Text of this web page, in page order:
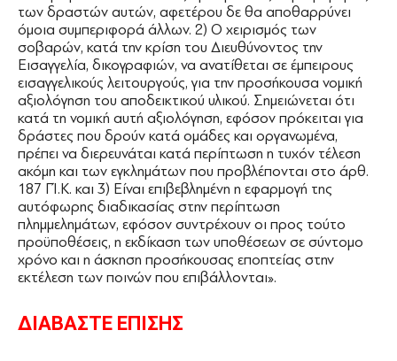
των δραστών αυτών, αφετέρου δε θα αποθαρρύνει
όμοια συμπεριφορά άλλων. 2) Ο χειρισμός των
σοβαρών, κατά την κρίση του Διευθύνοντος την
Εισαγγελία, δικογραφιών, να ανατίθεται σε έμπειρους
εισαγγελικούς λειτουργούς, για την προσήκουσα νομική
αξιολόγηση του αποδεικτικού υλικού. Σημειώνεται ότι
κατά τη νομική αυτή αξιολόγηση, εφόσον πρόκειται για
δράστες που δρούν κατά ομάδες και οργανωμένα,
πρέπει να διερευνάται κατά περίπτωση η τυχόν τέλεση
ακόμη και των εγκλημάτων που προβλέπονται στο άρθ.
187 ΓΊ.Κ. και 3) Είναι επιβεβλημένη η εφαρμογή της
αυτόφωρης διαδικασίας στην περίπτωση
πλημμελημάτων, εφόσον συντρέχουν οι προς τούτο
προϋποθέσεις, η εκδίκαση των υποθέσεων σε σύντομο
χρόνο και η άσκηση προσήκουσας εποπτείας στην
εκτέλεση των ποινών που επιβάλλονται».
ΔΙΑΒΑΣΤΕ ΕΠΙΣΗΣ